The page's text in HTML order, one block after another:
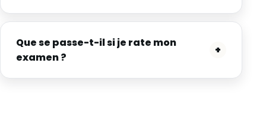
Que se passe-t-il si je rate mon
examen ?
+